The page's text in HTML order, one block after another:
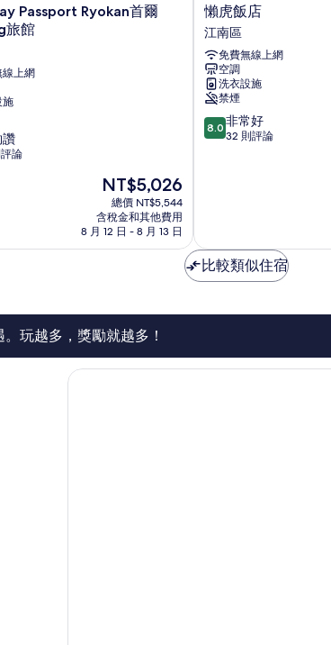
Passport Ryokan首爾
旅館
上網
施
讚
論
現
在
價
格
為
NT$5,026
總價 NT$5,544
含稅金和其他費用
8 月 12 日 - 8 月 13 日
懶
虎
飯
店
江
南
區
懶虎飯店
江南區
免費無線上網
空調
洗衣設施
禁煙
8.0
分，
好，
32
則
論
8.0 非常好
32 則評論
比較類似住宿
玩越多，獎勵就越多！